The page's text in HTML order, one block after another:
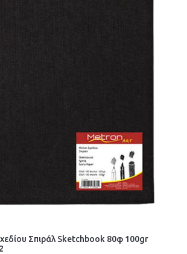
Σπιράλ Sketchbook 80φ 100gr